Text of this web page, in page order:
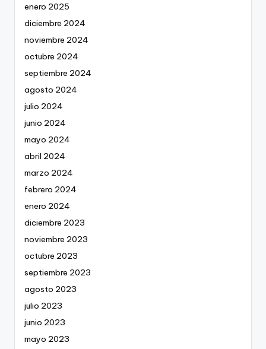
enero 2025
diciembre 2024
noviembre 2024
octubre 2024
septiembre 2024
agosto 2024
julio 2024
junio 2024
mayo 2024
abril 2024
marzo 2024
febrero 2024
enero 2024
diciembre 2023
noviembre 2023
octubre 2023
septiembre 2023
agosto 2023
julio 2023
junio 2023
mayo 2023